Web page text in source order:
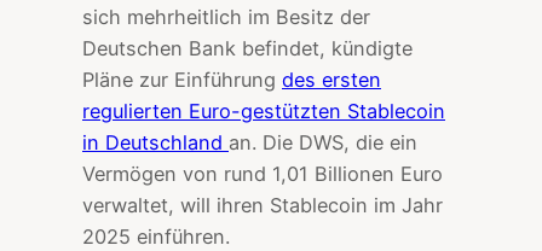
sich mehrheitlich im Besitz der
Deutschen Bank befindet, kündigte
Pläne zur Einführung des ersten
regulierten Euro-gestützten Stablecoin
in Deutschland an. Die DWS, die ein
Vermögen von rund 1,01 Billionen Euro
verwaltet, will ihren Stablecoin im Jahr
2025 einführen.